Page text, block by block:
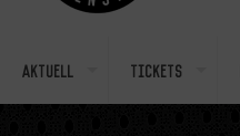
Aktuell Tickets